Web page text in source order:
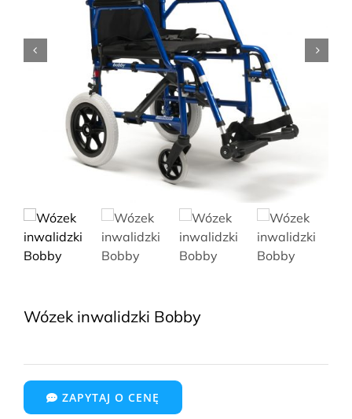
Wózek inwalidzki Bobby
ZAPYTAJ O CENĘ